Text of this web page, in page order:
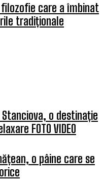
care a îmbinat
tradiționale
o destinație
FOTO VIDEO
o pâine care se